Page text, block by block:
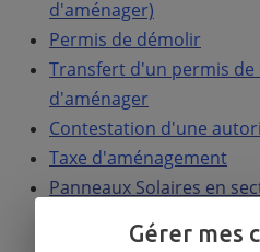
d'aménager)
Permis de démolir
Transfert d'un permis
d'aménager
Contestation d'une
Taxe d'aménagement
Panneaux Solaires en
Bâtiments de France (ABF)
Gérer mes